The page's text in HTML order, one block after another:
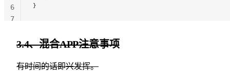
}
6
7
3.4、混合APP注意事项
有时间的话即兴发挥。